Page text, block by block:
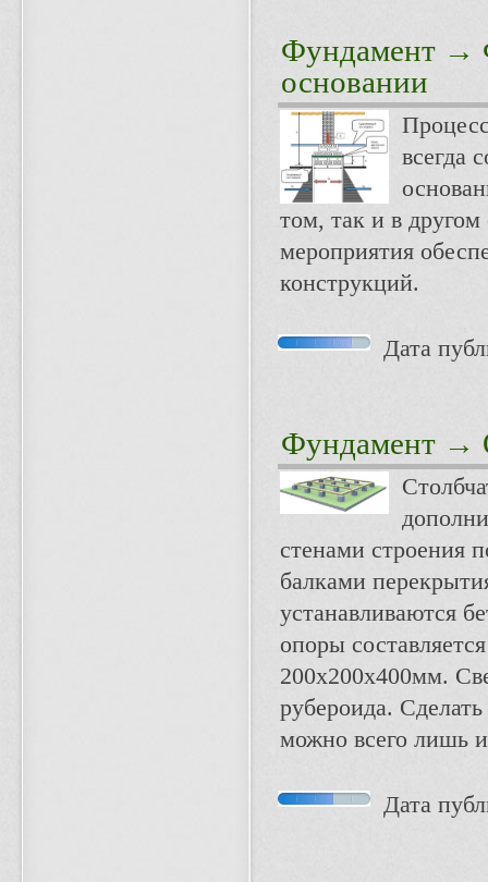
Фундамент →
основании
всегда
том, так и в другом
мероприятия
конструкций.
Дата
Фундамент →
стенами строения
балками
устанавливаются
опоры
200х200х400мм.
рубероида.
можно всего лишь
Дата